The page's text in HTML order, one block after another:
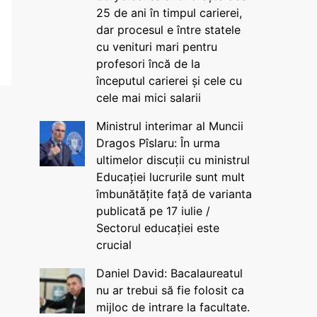
25 de ani în timpul carierei,
dar procesul e între statele
cu venituri mari pentru
profesori încă de la
începutul carierei și cele cu
cele mai mici salarii
Ministrul interimar al Muncii
Dragos Pîslaru: În urma
ultimelor discuții cu ministrul
Educației lucrurile sunt mult
îmbunătățite față de varianta
publicată pe 17 iulie /
Sectorul educației este
crucial
Daniel David: Bacalaureatul
nu ar trebui să fie folosit ca
mijloc de intrare la facultate.